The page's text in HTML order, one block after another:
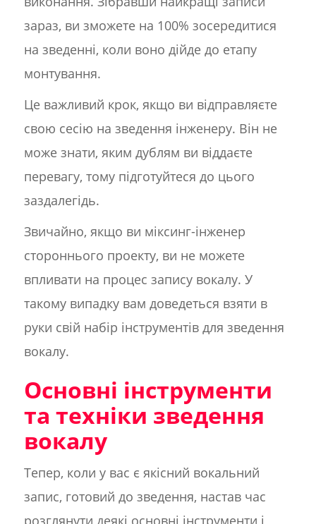
зараз, ви зможете на 100% зосередитися
на зведенні, коли воно дійде до етапу
монтування.
Це важливий крок, якщо ви відправляєте
свою сесію на зведення інженеру. Він не
може знати, яким дублям ви віддаєте
перевагу, тому підготуйтеся до цього
заздалегідь.
Звичайно, якщо ви міксинг-інженер
стороннього проекту, ви не можете
впливати на процес запису вокалу. У
такому випадку вам доведеться взяти в
руки свій набір інструментів для зведення
вокалу.
Основні інструменти
та техніки зведення
вокалу
Тепер, коли у вас є якісний вокальний
запис, готовий до зведення, настав час